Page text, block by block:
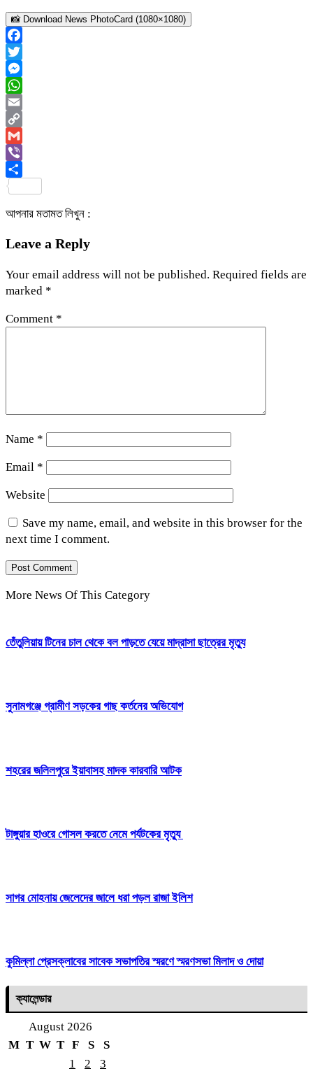
📸 Download News PhotoCard (1080×1080)
Facebook
Twitter
Messenger
WhatsApp
Email
Copy
Link
Gmail
Viber
আপনার মতামত লিখুন :
Leave a Reply
Your email address will not be published. Required fields are
marked *
Comment *
Name *
Email *
Website
Save my name, email, and website in this browser for the
next time I comment.
More News Of This Category
তেঁতুলিয়ায় টিনের চাল থেকে বল পাড়তে যেয়ে মাদ্রাসা ছাত্রের মৃত্যু
সুনামগঞ্জে গ্রামীণ সড়কের গাছ কর্তনের অভিযোগ
শহরের জলিলপুরে ইয়াবাসহ মাদক কারবারি আটক
টাঙ্গুয়ার হাওরে গোসল করতে নেমে পর্যটকের মৃত্যু
সাগর মোহনায় জেলেদের জালে ধরা পড়ল রাজা ইলিশ
কুমিল্লা প্রেসক্লাবের সাবেক সভাপতির স্মরণে স্মরণসভা মিলাদ ও দোয়া
ক্যালেন্ডার
August 2026
M T W T F S
S
1
2
3